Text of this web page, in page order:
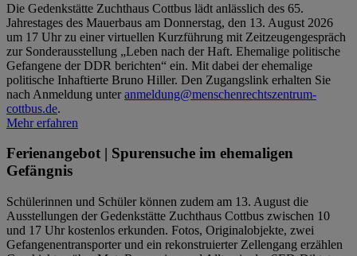
Die Gedenkstätte Zuchthaus Cottbus lädt anlässlich des 65.
Jahrestages des Mauerbaus am Donnerstag, den 13. August 2026
um 17 Uhr zu einer virtuellen Kurzführung mit Zeitzeugengespräch
zur Sonderausstellung „Leben nach der Haft. Ehemalige politische
Gefangene der DDR berichten“ ein. Mit dabei der ehemalige
politische Inhaftierte Bruno Hiller. Den Zugangslink erhalten Sie
nach Anmeldung unteranmeldung@menschenrechtszentrum-
cottbus.de.
Mehr erfahren
Ferienangebot | Spurensuche im ehemaligen
Gefängnis
Schülerinnen und Schüler können zudem am 13. August die
Ausstellungen der Gedenkstätte Zuchthaus Cottbus zwischen 10
und 17 Uhr kostenlos erkunden. Fotos, Originalobjekte, zwei
Gefangenentransporter und ein rekonstruierter Zellengang erzählen